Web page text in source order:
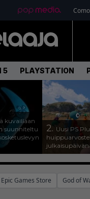
5 PLAYSTATION
kuvaillaan
suunniteltu
2. Uusi PS
Epic Games Store God of